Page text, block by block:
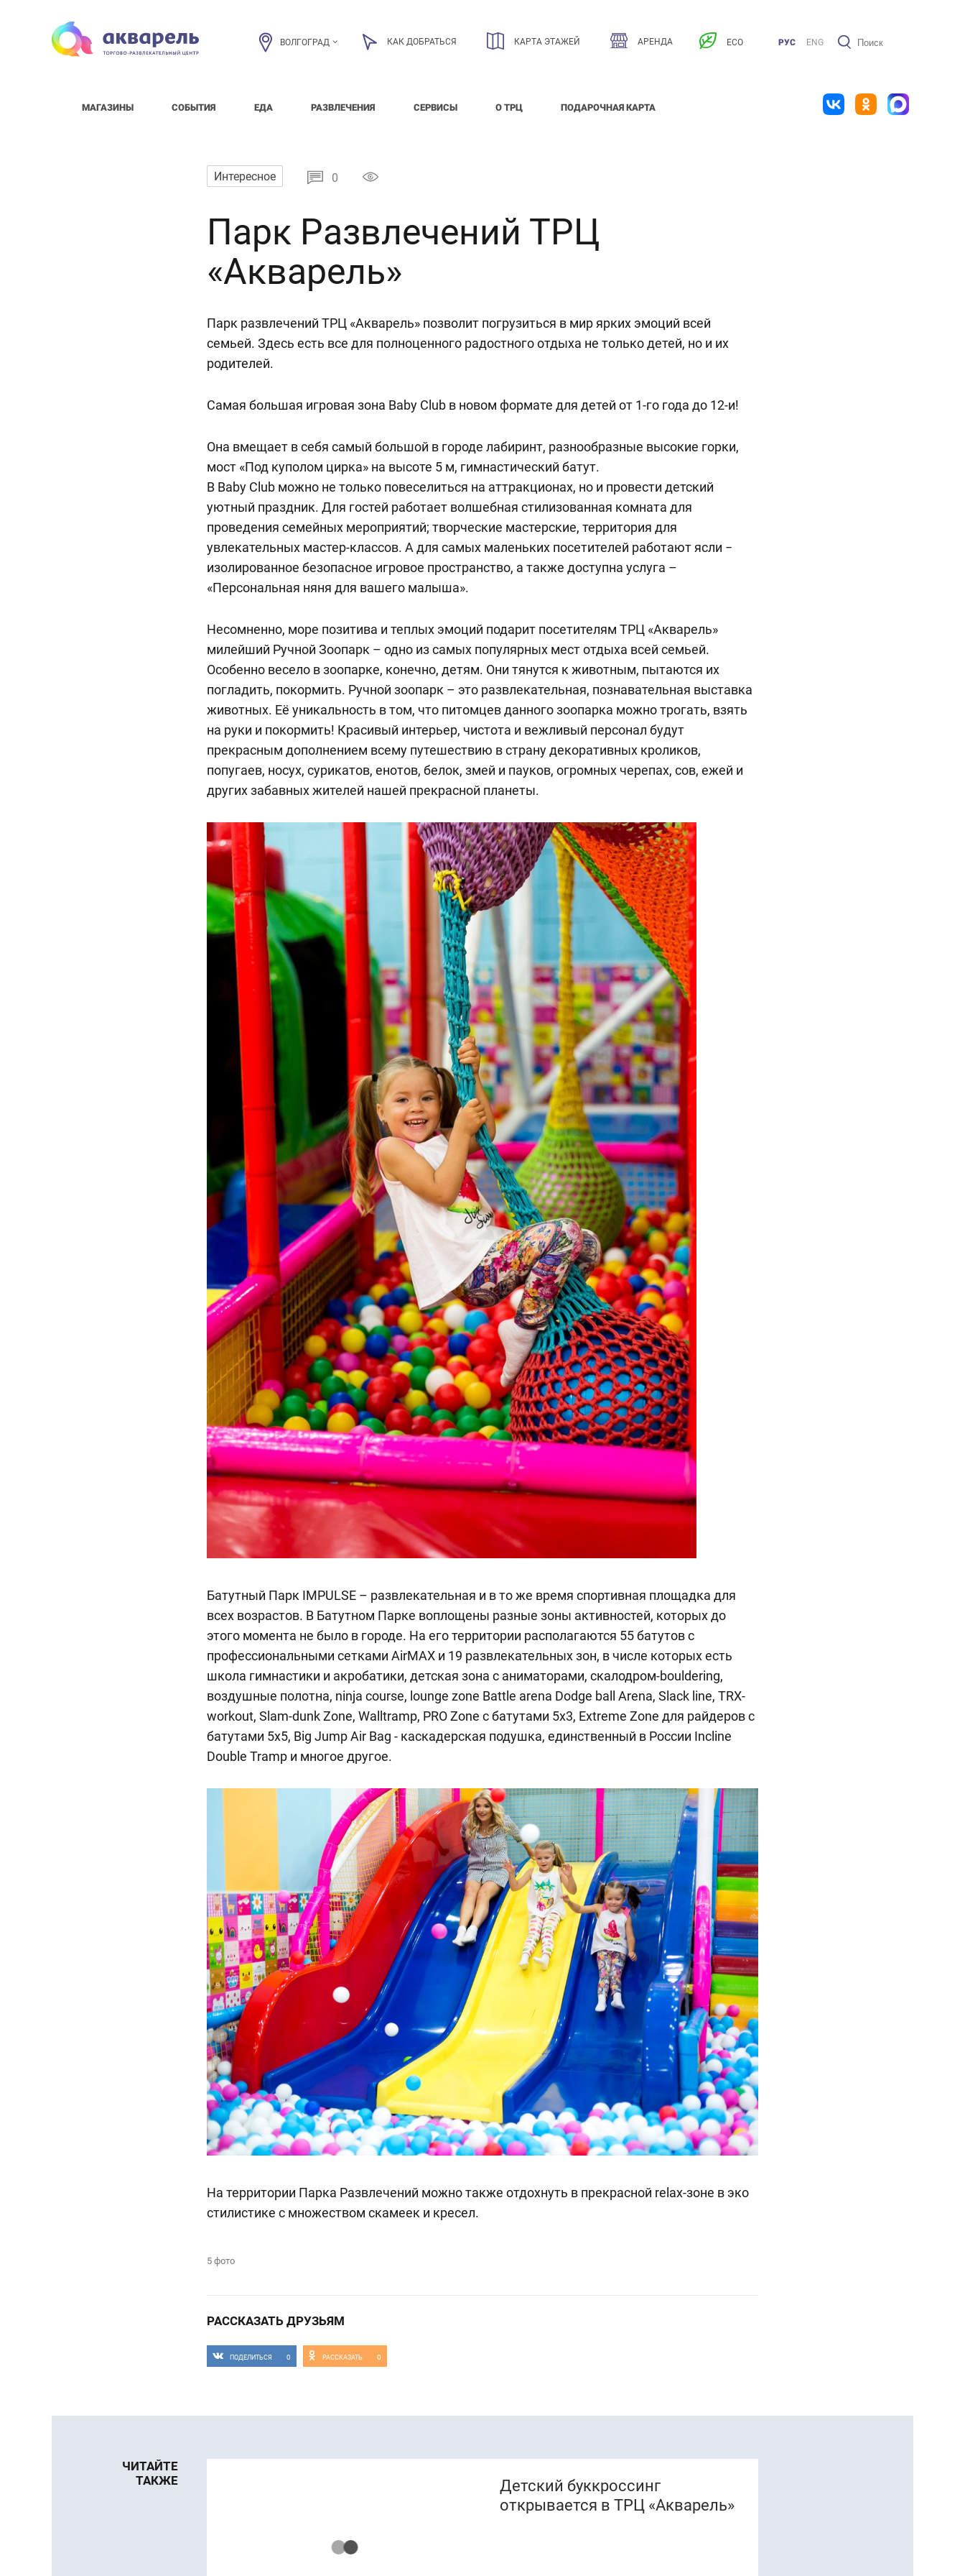
ВОЛГОГРАД КАК ДОБРАТЬСЯ КАРТА ЭТАЖЕЙ АРЕНДА ECO РУС ENG
МАГАЗИНЫ СОБЫТИЯ ЕДА РАЗВЛЕЧЕНИЯ СЕРВИСЫ О ТРЦ ПОДАРОЧНАЯ КАРТА
Интересное 0
Парк Развлечений ТРЦ
«Акварель»
Парк развлечений ТРЦ «Акварель» позволит погрузиться в мир ярких эмоций всей
семьей. Здесь есть все для полноценного радостного отдыха не только детей, но и их
родителей.
Самая большая игровая зона Baby Club в новом формате для детей от 1-го года до 12-и!
Она вмещает в себя самый большой в городе лабиринт, разнообразные высокие горки,
мост «Под куполом цирка» на высоте 5 м, гимнастический батут.
В Baby Club можно не только повеселиться на аттракционах, но и провести детский
уютный праздник. Для гостей работает волшебная стилизованная комната для
проведения семейных мероприятий; творческие мастерские, территория для
увлекательных мастер-классов. А для самых маленьких посетителей работают ясли −
изолированное безопасное игровое пространство, а также доступна услуга –
«Персональная няня для вашего малыша».
Несомненно, море позитива и теплых эмоций подарит посетителям ТРЦ «Акварель»
милейший Ручной Зоопарк – одно из самых популярных мест отдыха всей семьей.
Особенно весело в зоопарке, конечно, детям. Они тянутся к животным, пытаются их
погладить, покормить. Ручной зоопарк – это развлекательная, познавательная выставка
животных. Её уникальность в том, что питомцев данного зоопарка можно трогать, взять
на руки и покормить! Красивый интерьер, чистота и вежливый персонал будут
прекрасным дополнением всему путешествию в страну декоративных кроликов,
попугаев, носух, сурикатов, енотов, белок, змей и пауков, огромных черепах, сов, ежей и
других забавных жителей нашей прекрасной планеты.
Батутный Парк IMPULSE – развлекательная и в то же время спортивная площадка для
всех возрастов. В Батутном Парке воплощены разные зоны активностей, которых до
этого момента не было в городе. На его территории располагаются 55 батутов с
профессиональными сетками AirMAX и 19 развлекательных зон, в числе которых есть
школа гимнастики и акробатики, детская зона с аниматорами, скалодром-bouldering,
воздушные полотна, ninja course, lounge zone Battle arena Dodge ball Arena, Slack line, TRX-
workout, Slam-dunk Zone, Walltramp, PRO Zone с батутами 5х3, Extreme Zone для райдеров с
батутами 5х5, Big Jump Air Bag - каскадерская подушка, единственный в России Incline
Double Tramp и многое другое.
На территории Парка Развлечений можно также отдохнуть в прекрасной relax-зоне в эко
стилистике с множеством скамеек и кресел.
5 фото
РАССКАЗАТЬ ДРУЗЬЯМ
ПОДЕЛИТЬСЯ 0 РАССКАЗАТЬ 0
ЧИТАЙТЕ
ТАКЖЕ
Детский буккроссинг
открывается в ТРЦ «Акварель»